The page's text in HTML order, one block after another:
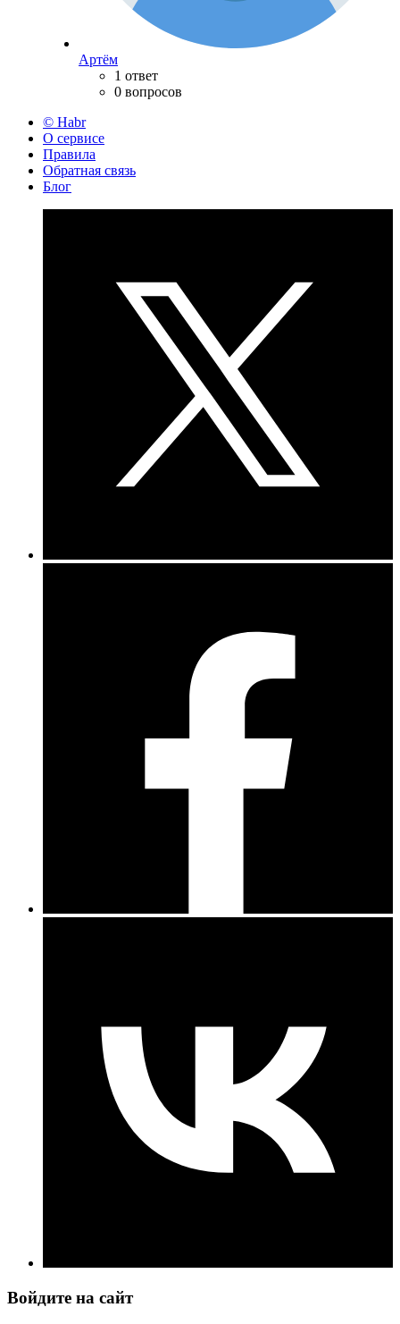
Артём
1 ответ
0 вопросов
© Habr
О сервисе
Правила
Обратная связь
Блог
Войдите на сайт